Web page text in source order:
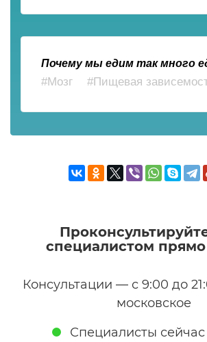
Почему мы едим так много
#Мозг #Пищевая
специалистом
Консультации — с 9:00 до
московское
Специалисты